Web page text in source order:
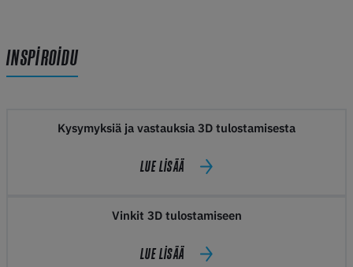
INSPIROIDU
Kysymyksiä ja vastauksia 3D tulostamisesta
LUE LISÄÄ
Vinkit 3D tulostamiseen
LUE LISÄÄ